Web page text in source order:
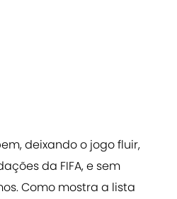
deixando o jogo fluir,
da FIFA, e sem
Como mostra a lista